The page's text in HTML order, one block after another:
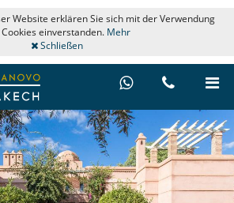
Website erklären Sie sich mit der Verwendung
einverstanden. Mehr
Schließen